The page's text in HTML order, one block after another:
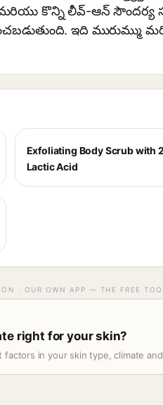
కొన్ని లీవ్-ఆన్ సౌందర్య
ఇది మురుమ్ము
Exfoliating Body Scrub with
Lactic Acid
· OUR OWN APP — THE FREE
right for your skin?
in your skin type, climate